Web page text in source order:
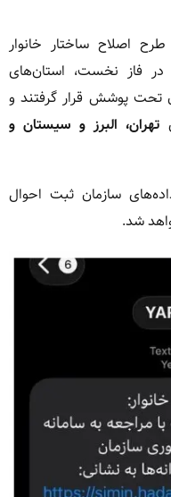
اصلاح ساختار خانوار
فاز نخست، استان‌های
تحت پوشش قرار گرفتند و
تهران، البرز و سیستان و
سازمان ثبت احوال
شد.